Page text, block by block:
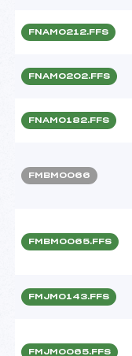
FNAM0212.FFS
FNAM0202.FFS
FNAM0182.FFS
FMBM0066
FMBM0065.FFS
FMJM0143.FFS
FMJM0065.FFS